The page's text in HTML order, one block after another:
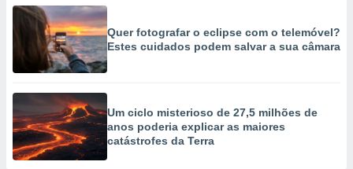
Quer fotografar o eclipse com o telemóvel?
Estes cuidados podem salvar a sua câmara
Um ciclo misterioso de 27,5 milhões de
anos poderia explicar as maiores
catástrofes da Terra